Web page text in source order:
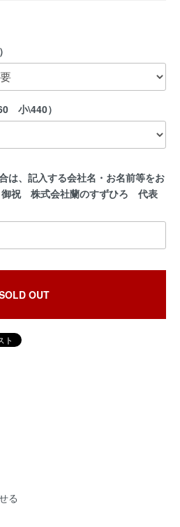
小\440）
は、記入する会社名・お名前等をお
御祝 株式会社蘭のすずひろ 代表
OUT
る